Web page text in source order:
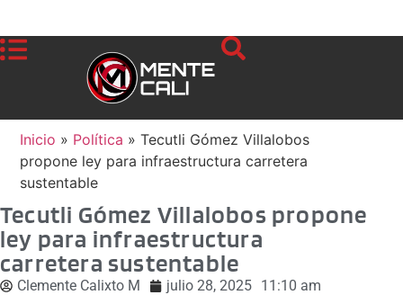
Inicio » Política »Tecutli Gómez Villalobos
propone ley para infraestructura carretera
sustentable
Tecutli Gómez Villalobos propone
ley para infraestructura
carretera sustentable
Clemente Calixto M julio 28, 2025 11:10 am